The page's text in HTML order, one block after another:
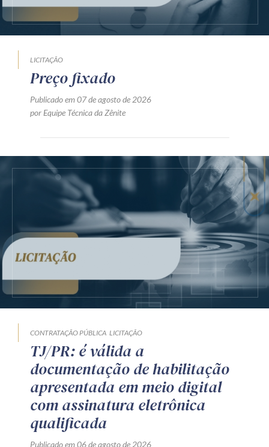
LICITAÇÃO
Preço fixado
Publicado em 07 de agosto de 2026
por Equipe Técnica da Zênite
CONTRATAÇÃO PÚBLICA LICITAÇÃO
TJ/PR: é válida a
documentação de habilitação
apresentada em meio digital
com assinatura eletrônica
qualificada
Publicado em 06 de agosto de 2026